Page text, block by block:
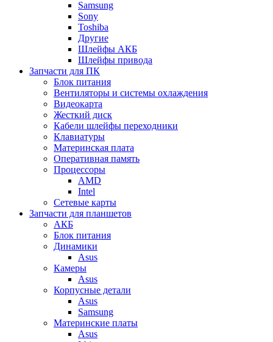
Samsung
Sony
Toshiba
Другие
Шлейфы АКБ
Шлейфы привода
Запчасти для ПК
Блок питания
Вентиляторы и системы охлаждения
Видеокарта
Жесткий диск
Кабели шлейфы переходники
Клавиатуры
Материнская плата
Оперативная память
Процессоры
AMD
Intel
Сетевые карты
Запчасти для планшетов
АКБ
Блок питания
Динамики
Asus
Камеры
Asus
Корпусные детали
Asus
Samsung
Материнские платы
Asus